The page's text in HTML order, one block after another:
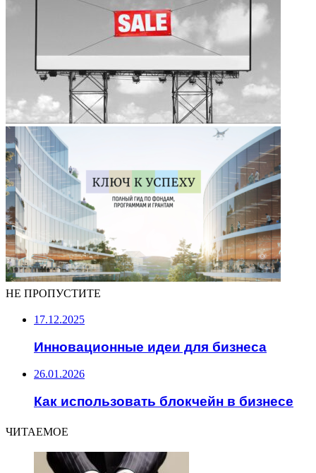
НЕ ПРОПУСТИТЕ
17.12.2025
Инновационные идеи для бизнеса
26.01.2026
Как использовать блокчейн в бизнесе
ЧИТАЕМОЕ